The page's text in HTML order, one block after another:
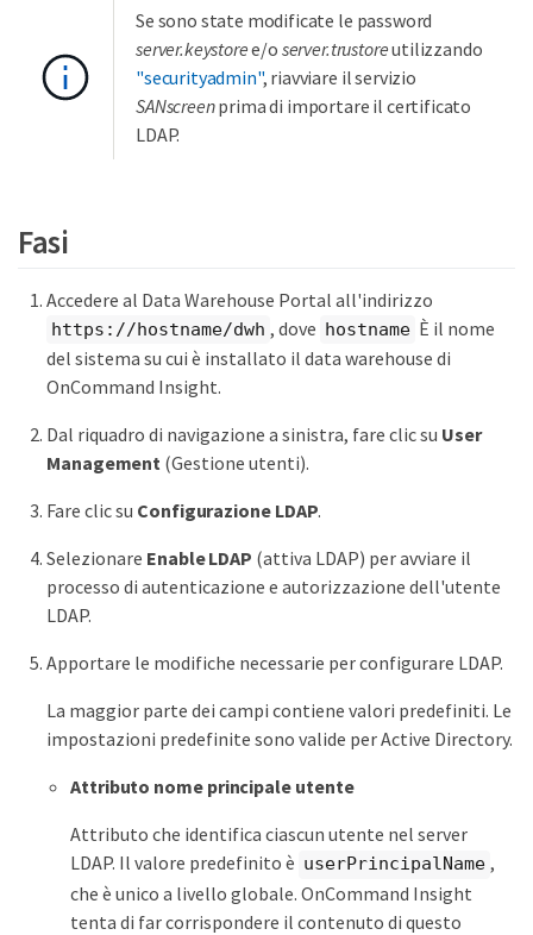
Se sono state modificate le password
server.keystoree/o server.trustoreutilizzando
"securityadmin", riavviare il servizio
SANscreenprima di importare il certificato
LDAP.
Fasi
Accedere al Data Warehouse Portal all'indirizzo
https://hostname/dwh , dove hostname È il nome
del sistema su cui è installato il data warehouse di
OnCommand Insight.
Dal riquadro di navigazione a sinistra, fare clic su User
Management (Gestione utenti).
Fare clic su Configurazione LDAP.
Selezionare Enable LDAP (attiva LDAP) per avviare il
processo di autenticazione e autorizzazione dell'utente
LDAP.
Apportare le modifiche necessarie per configurare LDAP.
La maggior parte dei campi contiene valori predefiniti. Le
impostazioni predefinite sono valide per Active Directory.
Attributo nome principale utente
Attributo che identifica ciascun utente nel server
LDAP. Il valore predefinito è userPrincipalName ,
che è unico a livello globale. OnCommand Insight
tenta di far corrispondere il contenuto di questo